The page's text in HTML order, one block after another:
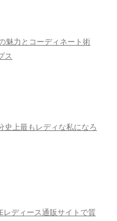
魅力とコーディネート術
ス
史上最もレディな私になろ
レディース通販サイトで質